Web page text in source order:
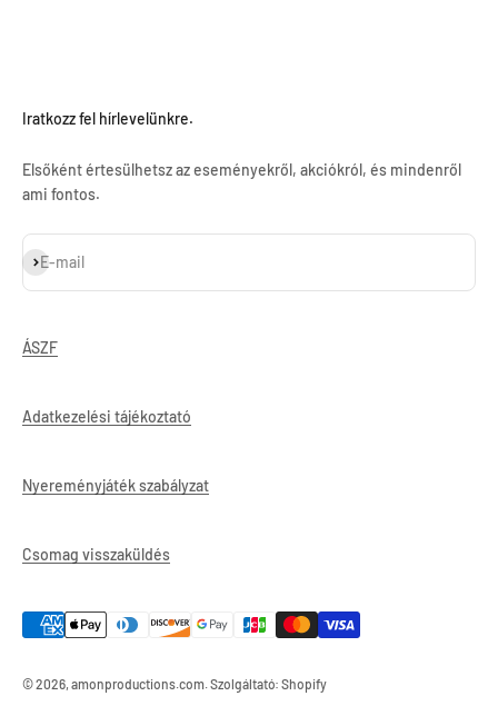
Iratkozz fel hírlevelünkre.
Elsőként értesülhetsz az eseményekről, akciókról, és mindenről
ami fontos.
E-mail
Feliratkozás
ÁSZF
Adatkezelési tájékoztató
Nyereményjáték szabályzat
Csomag visszaküldés
© 2026, amonproductions.com. Szolgáltató: Shopify